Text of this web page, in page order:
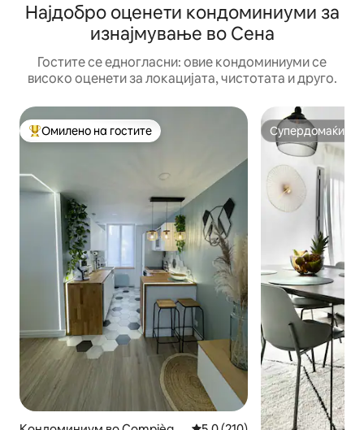
Најдобро оценети кондоминиуми за
изнајмување во Сена
Гостите се едногласни: овие кондоминиуми се
високо оценети за локацијата, чистотата и друго.
Меѓу најуспешните „Омилени на гостите“
Омилено на гостите Супердомаќин
Супердомаќин